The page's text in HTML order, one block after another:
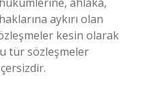
aykırı olan
kesin olarak
tür sözleşmeler